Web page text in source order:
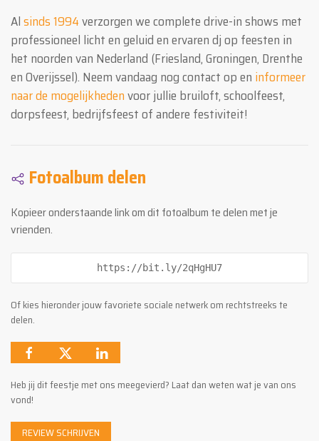
Alsinds 1994verzorgen we complete drive-in shows met
professioneel licht en geluid en ervaren dj op feesten in
het noorden van Nederland (Friesland, Groningen, Drenthe
en Overijssel). Neem vandaag nog contact op en informeer
naar de mogelijkhedenvoor jullie bruiloft, schoolfeest,
dorpsfeest, bedrijfsfeest of andere festiviteit!
Fotoalbum delen
Kopieer onderstaande link om dit fotoalbum te delen met je
vrienden.
https://bit.ly/2qHgHU7
Of kies hieronder jouw favoriete sociale netwerk om rechtstreeks te
delen.
Heb jij dit feestje met ons meegevierd? Laat dan weten wat je van ons
vond!
REVIEW SCHRIJVEN